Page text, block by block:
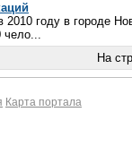
2010 году в городе
чело...
На
Карта портала